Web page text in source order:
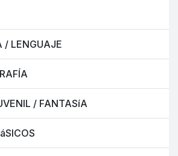
/ LENGUAJE
/ FANTASíA